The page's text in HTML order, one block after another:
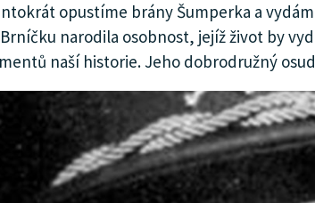
opustíme brány Šumperka a
narodila osobnost, jejíž život by
naší historie. Jeho dobrodružný